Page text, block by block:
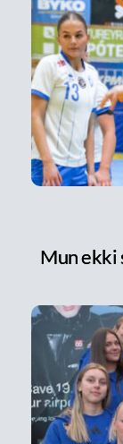
Mun ekki